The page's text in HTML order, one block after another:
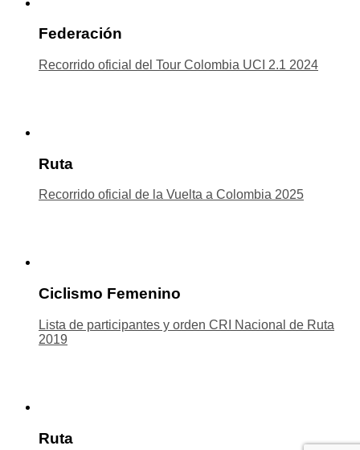
Federación
Recorrido oficial del Tour Colombia UCI 2.1 2024
Ruta
Recorrido oficial de la Vuelta a Colombia 2025
Ciclismo Femenino
Lista de participantes y orden CRI Nacional de Ruta
2019
Ruta